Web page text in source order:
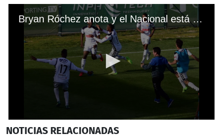
Bryan Róchez anota y el Nacional está en puesto de ascenso en Portugal
seconds
NOTICIAS RELACIONADAS